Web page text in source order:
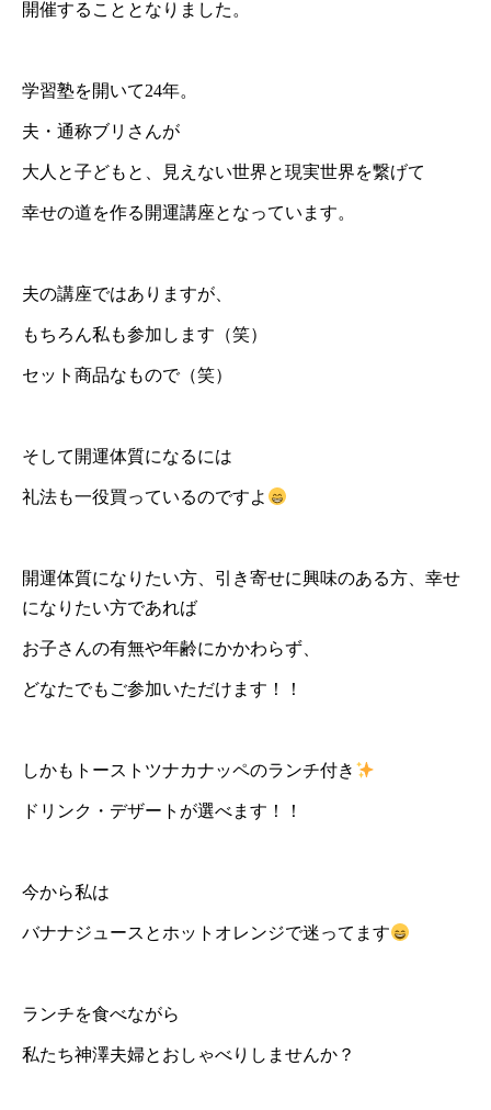
開催することとなりました。
学習塾を開いて24年。
夫・通称ブリさんが
大人と子どもと、見えない世界と現実世界を繋げて
幸せの道を作る開運講座となっています。
夫の講座ではありますが、
もちろん私も参加します（笑）
セット商品なもので（笑）
そして開運体質になるには
礼法も一役買っているのですよ
開運体質になりたい方、引き寄せに興味のある方、幸せ
になりたい方であれば
お子さんの有無や年齢にかかわらず、
どなたでもご参加いただけます！！
しかもトーストツナカナッペのランチ付き
ドリンク・デザートが選べます！！
今から私は
バナナジュースとホットオレンジで迷ってます
ランチを食べながら
私たち神澤夫婦とおしゃべりしませんか？